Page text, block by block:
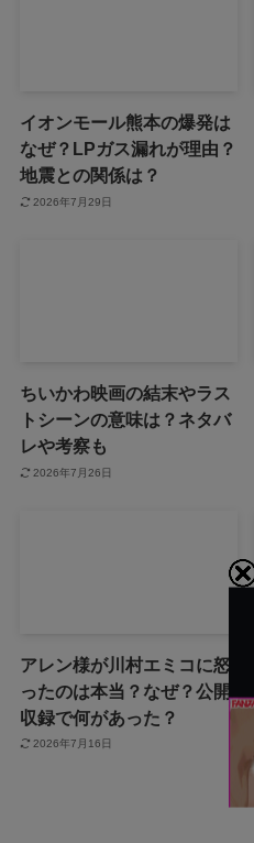
イオンモール熊本の爆発は
なぜ？LPガス漏れが理由？
地震との関係は？
2026年7月29日
ちいかわ映画の結末やラス
トシーンの意味は？ネタバ
レや考察も
2026年7月26日
アレン様が川村エミコに怒
ったのは本当？なぜ？公開
収録で何があった？
2026年7月16日